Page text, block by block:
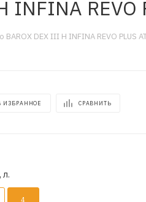
REVO
DEX III H INFINA REVO PLUS
ИЗБРАННОЕ СРАВНИТЬ
л.
4